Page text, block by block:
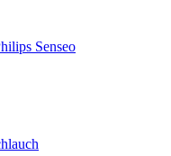
Senseo